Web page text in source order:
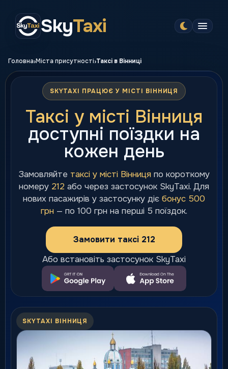
SkyTaxi
Головна›Міста присутності›Таксі в Вінниці
SKYTAXI ПРАЦЮЄ У МІСТІ ВІННИЦЯ
Таксі у місті Вінниця
доступні поїздки на
кожен день
Замовляйте таксі у місті Вінниця по короткому
номеру 212 або через застосунок SkyTaxi. Для
нових пасажирів у застосунку діє бонус 500
грн — по 100 грн на перші 5 поїздок.
Замовити таксі 212
Або встановіть застосунок SkyTaxi
SKYTAXI ВІННИЦЯ